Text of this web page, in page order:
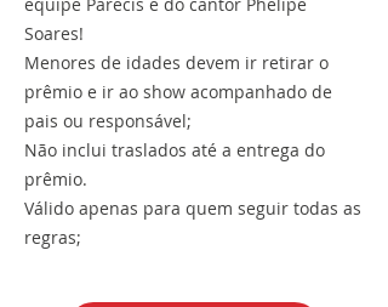
Soares!
Menores de idades devem ir retirar o
prêmio e ir ao show acompanhado de
pais ou responsável;
Não inclui traslados até a entrega do
prêmio.
Válido apenas para quem seguir todas as
regras;